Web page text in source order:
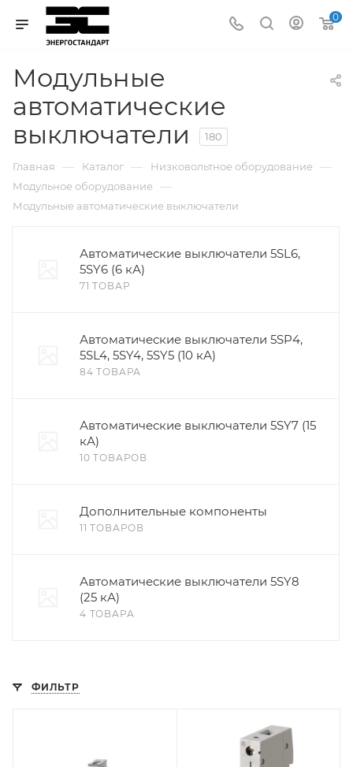
0
Модульные
автоматические
выключатели
180
Главная — Каталог — Низковольтное оборудование —
Модульное оборудование —
Модульные автоматические выключатели
Автоматические выключатели 5SL6,
5SY6 (6 кА)
71 ТОВАР
Автоматические выключатели 5SP4,
5SL4, 5SY4, 5SY5 (10 кА)
84 ТОВАРА
Автоматические выключатели 5SY7 (15
кА)
10 ТОВАРОВ
Дополнительные компоненты
11 ТОВАРОВ
Автоматические выключатели 5SY8
(25 кА)
4 ТОВАРА
ФИЛЬТР